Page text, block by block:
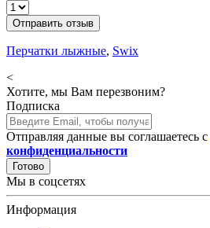
Отправить отзыв
Перчатки лыжные, Swix
<
Хотите, мы Вам перезвоним?
Подписка
Отправляя данные вы соглашаетесь с
конфиденциальности
Готово
Мы в соцсетях
Информация